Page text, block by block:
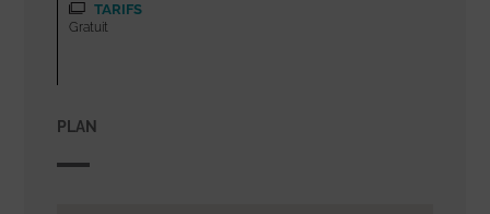
TARIFS
Gratuit
PLAN